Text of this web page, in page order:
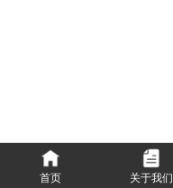
首页 关于我们